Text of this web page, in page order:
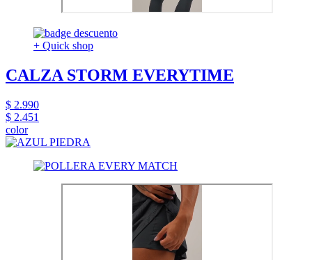
+ Quick shop
CALZA STORM EVERYTIME
$ 2.990
$ 2.451
color